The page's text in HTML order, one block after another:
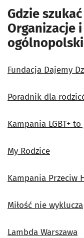
Gdzie
Organizacje
Fundacja Dajemy
Poradnik dla
Kampania LGBT+ to
My Rodzice
Kampania Przeciw
Miłość nie wyklucza
Lambda Warszawa